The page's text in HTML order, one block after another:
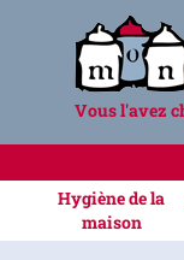
Vous l'avez
Hygiène de la
maison